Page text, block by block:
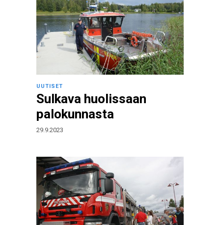
UUTISET
Sulkava huolissaan
palokunnasta
29.9.2023